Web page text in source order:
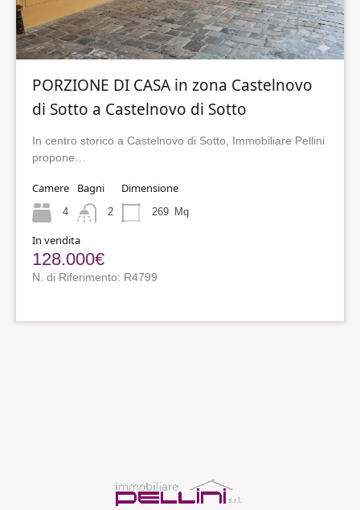
PORZIONE DI CASA in zona Castelnovo
di Sotto a Castelnovo di Sotto
In centro storico a Castelnovo di Sotto, Immobiliare Pellini
propone…
Camere
4
Bagni
2
Dimensione
269 Mq
In vendita
128.000€
N. di Riferimento: R4799